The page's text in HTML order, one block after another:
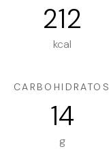
212
kcal
CARBOHIDRATOS
14
g